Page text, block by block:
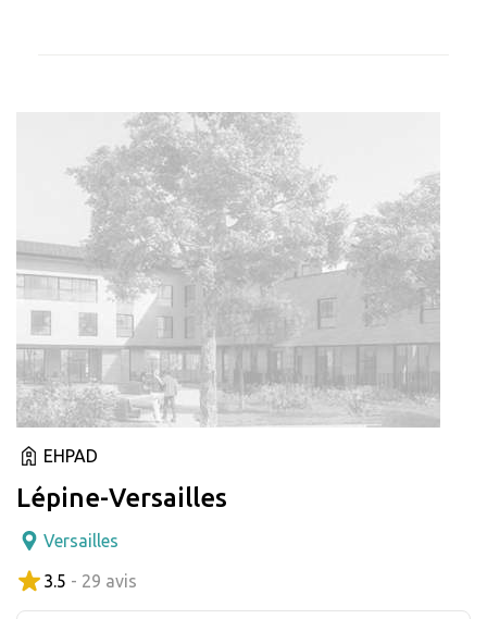
EHPAD
Lépine-Versailles
Versailles
3.5 - 29 avis